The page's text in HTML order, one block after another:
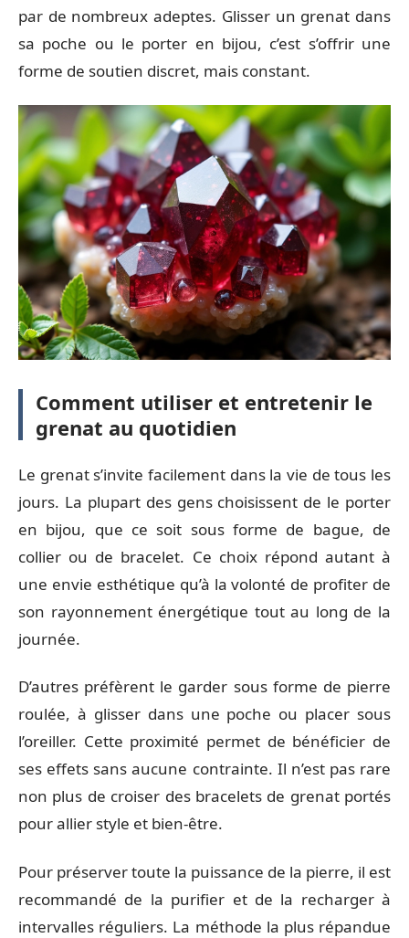
par de nombreux adeptes. Glisser un grenat dans
sa poche ou le porter en bijou, c’est s’offrir une
forme de soutien discret, mais constant.
Comment utiliser et entretenir le
grenat au quotidien
Le grenat s’invite facilement dans la vie de tous les
jours. La plupart des gens choisissent de le porter
en bijou, que ce soit sous forme de bague, de
collier ou de bracelet. Ce choix répond autant à
une envie esthétique qu’à la volonté de profiter de
son rayonnement énergétique tout au long de la
journée.
D’autres préfèrent le garder sous forme de pierre
roulée, à glisser dans une poche ou placer sous
l’oreiller. Cette proximité permet de bénéficier de
ses effets sans aucune contrainte. Il n’est pas rare
non plus de croiser des bracelets de grenat portés
pour allier style et bien-être.
Pour préserver toute la puissance de la pierre, il est
recommandé de la purifier et de la recharger à
intervalles réguliers. La méthode la plus répandue